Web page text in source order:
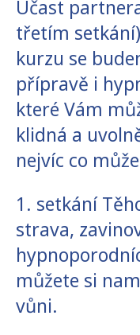
Účast
třetím
kurzu se
přípravě i
které Vám
klidná a
nejvíc co
1. setkání
strava,
můžete si
vůni.